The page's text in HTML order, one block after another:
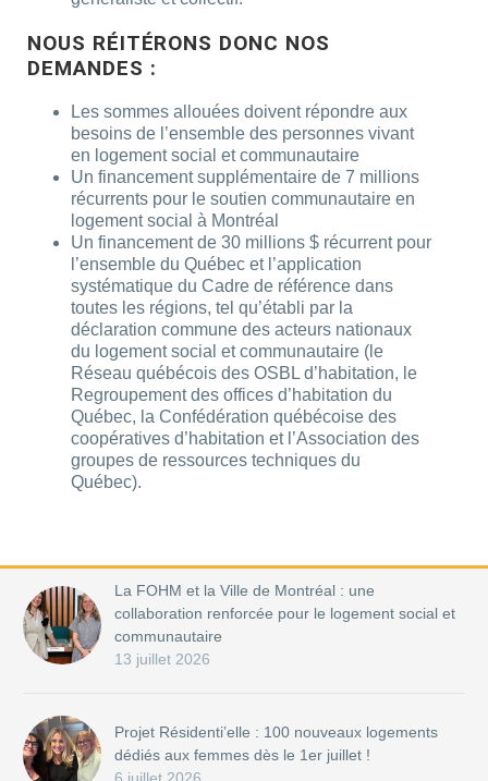
NOUS RÉITÉRONS DONC NOS
DEMANDES :
Les sommes allouées doivent répondre aux
besoins de l’ensemble des personnes vivant
en logement social et communautaire
Un financement supplémentaire de 7 millions
récurrents pour le soutien communautaire en
logement social à Montréal
Un financement de 30 millions $ récurrent pour
l’ensemble du Québec et l’application
systématique du Cadre de référence dans
toutes les régions, tel qu’établi par la
déclaration commune des acteurs nationaux
du logement social et communautaire (le
Réseau québécois des OSBL d’habitation, le
Regroupement des offices d’habitation du
Québec, la Confédération québécoise des
coopératives d’habitation et l’Association des
groupes de ressources techniques du
Québec).
La FOHM et la Ville de Montréal : une
collaboration renforcée pour le logement social et
communautaire
13 juillet 2026
Projet Résidenti’elle : 100 nouveaux logements
dédiés aux femmes dès le 1er juillet !
6 juillet 2026